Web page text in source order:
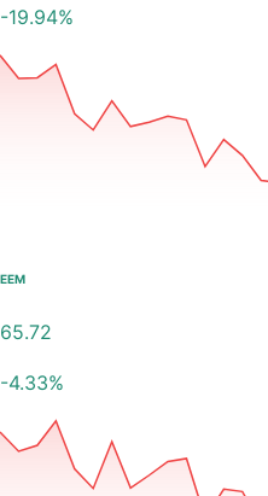
-19.94%
EEM
65.72
-4.33%